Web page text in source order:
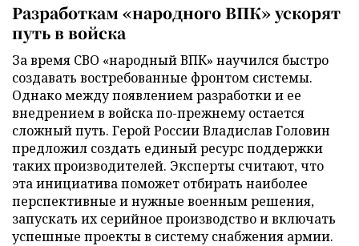
Разработкам «народного ВПК» ускорят
путь в войска
За время СВО «народный ВПК» научился быстро
создавать востребованные фронтом системы.
Однако между появлением разработки и ее
внедрением в войска по-прежнему остается
сложный путь. Герой России Владислав Головин
предложил создать единый ресурс поддержки
таких производителей. Эксперты считают, что
эта инициатива поможет отбирать наиболее
перспективные и нужные военным решения,
запускать их серийное производство и включать
успешные проекты в систему снабжения армии.